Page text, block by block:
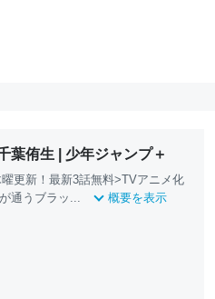
葉侑生 | 少年ジャンプ＋
更新！最新3話無料>TVアニメ化
通うブラッ...
概要を表示